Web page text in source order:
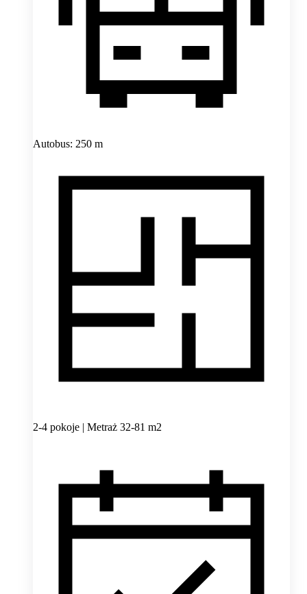
Autobus: 250 m
2-4 pokoje | Metraż 32-81 m2